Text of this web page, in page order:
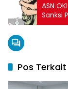
ASN
Sanksi
Pos Terkait